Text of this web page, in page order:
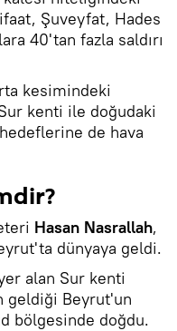
Şuveyfat, Hades
40'tan fazla saldırı
kesimindeki
kenti ile doğudaki
de hava
Hasan Nasrallah,
dünyaya geldi.
alan Sur kenti
geldiği Beyrut'un
bölgesinde doğdu.